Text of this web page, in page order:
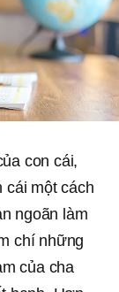
con cái,
cái một cách
ngoãn làm
chí những
của cha